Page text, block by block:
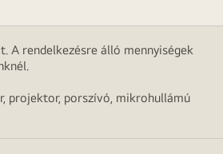
A rendelkezésre álló mennyiségek
projektor, porszívó, mikrohullámú